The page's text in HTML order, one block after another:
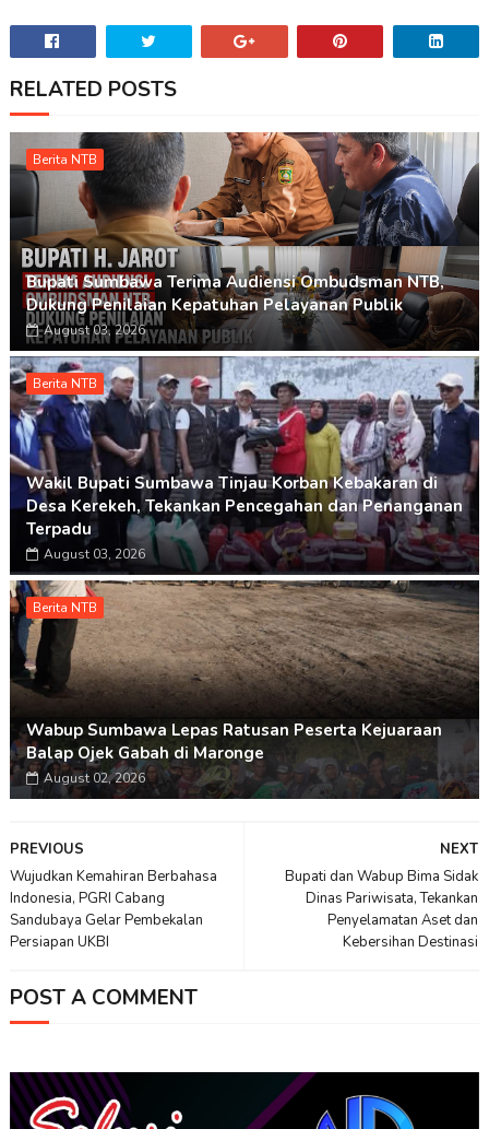
RELATED POSTS
Berita NTB
Bupati Sumbawa Terima Audiensi Ombudsman NTB,
Dukung Penilaian Kepatuhan Pelayanan Publik
August 03, 2026
Berita NTB
Wakil Bupati Sumbawa Tinjau Korban Kebakaran di
Desa Kerekeh, Tekankan Pencegahan dan Penanganan
Terpadu
August 03, 2026
Berita NTB
Wabup Sumbawa Lepas Ratusan Peserta Kejuaraan
Balap Ojek Gabah di Maronge
August 02, 2026
NEXT
Bupati dan Wabup Bima Sidak
Dinas Pariwisata, Tekankan
Penyelamatan Aset dan
Kebersihan Destinasi
PREVIOUS
Wujudkan Kemahiran Berbahasa
Indonesia, PGRI Cabang
Sandubaya Gelar Pembekalan
Persiapan UKBI
POST A COMMENT